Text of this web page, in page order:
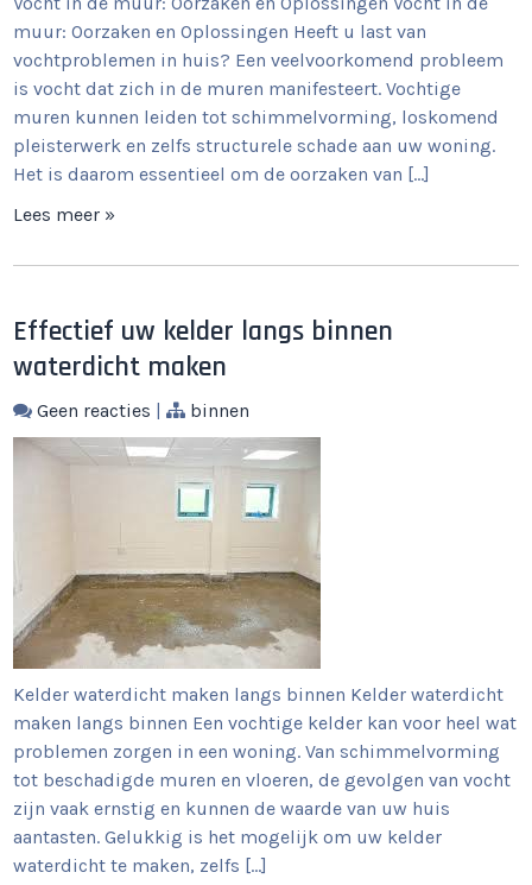
muur: Oorzaken en Oplossingen Heeft u last van
vochtproblemen in huis? Een veelvoorkomend probleem
is vocht dat zich in de muren manifesteert. Vochtige
muren kunnen leiden tot schimmelvorming, loskomend
pleisterwerk en zelfs structurele schade aan uw woning.
Het is daarom essentieel om de oorzaken van […]
Lees meer »
Effectief uw kelder langs binnen
waterdicht maken
Geen reacties | binnen
Kelder waterdicht maken langs binnen Kelder waterdicht
maken langs binnen Een vochtige kelder kan voor heel wat
problemen zorgen in een woning. Van schimmelvorming
tot beschadigde muren en vloeren, de gevolgen van vocht
zijn vaak ernstig en kunnen de waarde van uw huis
aantasten. Gelukkig is het mogelijk om uw kelder
waterdicht te maken, zelfs […]